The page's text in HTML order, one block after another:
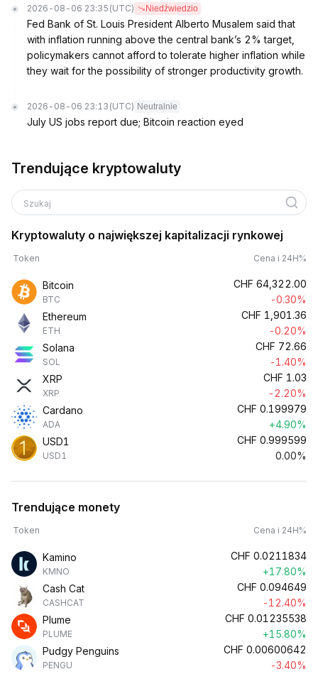
2026-08-06 23:35 (UTC) Niedźwiedzio
Fed Bank of St. Louis President Alberto Musalem said that
with inflation running above the central bank’s 2% target,
policymakers cannot afford to tolerate higher inflation while
they wait for the possibility of stronger productivity growth.
2026-08-06 23:13 (UTC) Neutralnie
July US jobs report due; Bitcoin reaction eyed
Trendujące kryptowaluty
Szukaj
Kryptowaluty o największej kapitalizacji rynkowej
Token Cena i 24H%
Bitcoin
BTC
CHF 64,322.00
-0.30%
Ethereum
ETH
CHF 1,901.36
-0.20%
Solana
SOL
CHF 72.66
-1.40%
XRP
XRP
CHF 1.03
-2.20%
Cardano
ADA
CHF 0.199979
+4.90%
USD1
USD1
CHF 0.999599
0.00%
Trendujące monety
Token Cena i 24H%
Kamino
KMNO
CHF 0.0211834
+17.80%
Cash Cat
CASHCAT
CHF 0.094649
-12.40%
Plume
PLUME
CHF 0.01235538
+15.80%
Pudgy Penguins
PENGU
CHF 0.00600642
-3.40%